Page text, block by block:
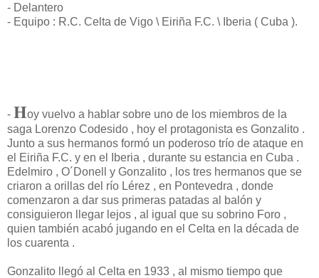
- Delantero
- Equipo : R.C. Celta de Vigo \ Eiriña F.C. \ Iberia ( Cuba ).
- Hoy vuelvo a hablar sobre uno de los miembros de la
saga Lorenzo Codesido , hoy el protagonista es Gonzalito .
Junto a sus hermanos formó un poderoso trío de ataque en
el Eiriña F.C. y en el Iberia , durante su estancia en Cuba .
Edelmiro , O´Donell y Gonzalito , los tres hermanos que se
criaron a orillas del río Lérez , en Pontevedra , donde
comenzaron a dar sus primeras patadas al balón y
consiguieron llegar lejos , al igual que su sobrino Foro ,
quien también acabó jugando en el Celta en la década de
los cuarenta .
Gonzalito llegó al Celta en 1933 , al mismo tiempo que